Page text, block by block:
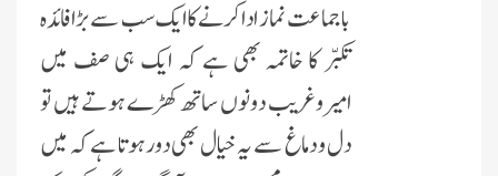
با جماعت نماز ادا کرنے کا ایک سب سے بڑا فائدہ
تکبّر کا خاتمہ بھی ہے کہ ایک ہی صف میں
امیروغریب دونوں ساتھ کھڑے ہوتے ہیں تو
دل و دماغ سے یہ خیال بھی دور ہوتا ہے کہ میں